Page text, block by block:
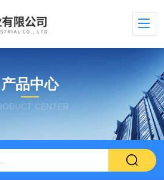
产品中心
CENTER